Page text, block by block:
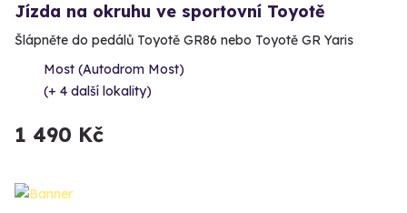
Jízda na okruhu ve sportovní Toyotě
Šlápněte do pedálů Toyotě GR86 nebo Toyotě GR Yaris
Most (Autodrom Most)
(+ 4 další lokality)
1 490 Kč